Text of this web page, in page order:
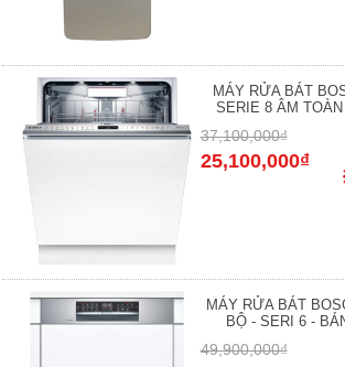
MÁY RỬA BÁT
SERIE 8 ÂM
37,100,000₫
25,100,000₫
MÁY RỬA BÁT
BỘ - SERI 6 -
49,900,000₫